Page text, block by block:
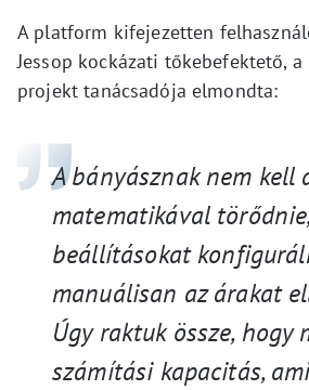
A platform kifejezetten
Jessop kockázati tőkebefektető, a
projekt tanácsadója elmondta:
A bányásznak nem kell
matematikával
beállításokat
manuálisan az árakat
Úgy raktuk össze, hogy
számítási kapacitás,